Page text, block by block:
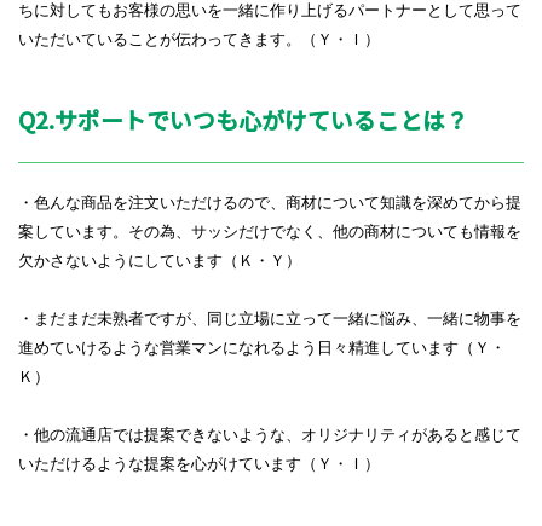
ちに対してもお客様の思いを一緒に作り上げるパートナーとして思って
いただいていることが伝わってきます。（Ｙ・Ｉ）
Q2.サポートでいつも心がけていることは？
・色んな商品を注文いただけるので、商材について知識を深めてから提
案しています。その為、サッシだけでなく、他の商材についても情報を
欠かさないようにしています（Ｋ・Ｙ）
・まだまだ未熟者ですが、同じ立場に立って一緒に悩み、一緒に物事を
進めていけるような営業マンになれるよう日々精進しています（Ｙ・
Ｋ）
・他の流通店では提案できないような、オリジナリティがあると感じて
いただけるような提案を心がけています（Ｙ・Ｉ）